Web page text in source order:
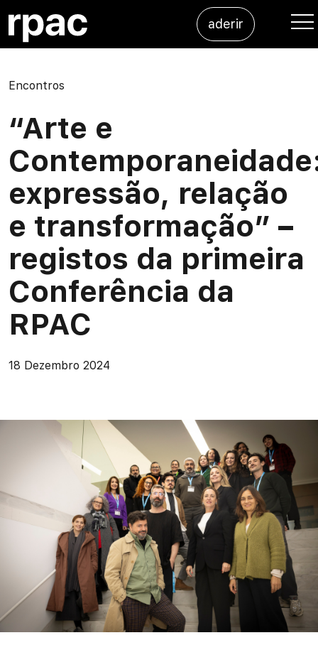
aderir
Encontros
“Arte e
expressão, relação
e transformação” –
registos da primeira
Conferência da
RPAC
18 Dezembro 2024